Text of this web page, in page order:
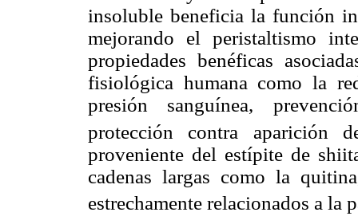
insoluble beneficia la función
mejorando el peristaltismo
propiedades benéficas
fisiológica humana como la
presión sanguínea,
protección contra aparición
proveniente del estípite de
cadenas largas como la
estrechamente relacionados a la